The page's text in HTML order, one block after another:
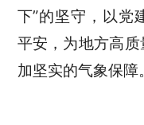
下”的坚守，以党
平安，为地方高
加坚实的气象保障。